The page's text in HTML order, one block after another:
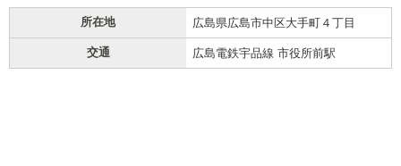
所在地 広島県広島市中区大手町４丁目
交通 広島電鉄宇品線 市役所前駅